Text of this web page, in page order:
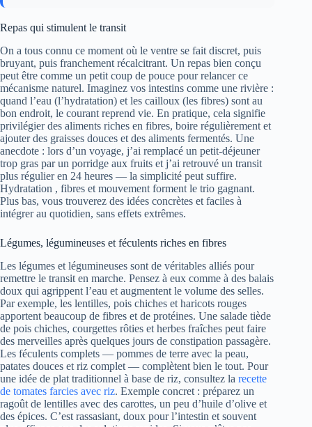
Repas qui stimulent le transit
On a tous connu ce moment où le ventre se fait discret, puis
bruyant, puis franchement récalcitrant. Un repas bien conçu
peut être comme un petit coup de pouce pour relancer ce
mécanisme naturel. Imaginez vos intestins comme une rivière :
quand l’eau (l’hydratation) et les cailloux (les fibres) sont au
bon endroit, le courant reprend vie. En pratique, cela signifie
privilégier des aliments riches en fibres, boire régulièrement et
ajouter des graisses douces et des aliments fermentés. Une
anecdote : lors d’un voyage, j’ai remplacé un petit-déjeuner
trop gras par un porridge aux fruits et j’ai retrouvé un transit
plus régulier en 24 heures — la simplicité peut suffire.
Hydratation , fibres et mouvement forment le trio gagnant.
Plus bas, vous trouverez des idées concrètes et faciles à
intégrer au quotidien, sans effets extrêmes.
Légumes, légumineuses et féculents riches en fibres
Les légumes et légumineuses sont de véritables alliés pour
remettre le transit en marche. Pensez à eux comme à des balais
doux qui agrippent l’eau et augmentent le volume des selles.
Par exemple, les lentilles, pois chiches et haricots rouges
apportent beaucoup de fibres et de protéines. Une salade tiède
de pois chiches, courgettes rôties et herbes fraîches peut faire
des merveilles après quelques jours de constipation passagère.
Les féculents complets — pommes de terre avec la peau,
patates douces et riz complet — complètent bien le tout. Pour
une idée de plat traditionnel à base de riz, consultez la recette
de tomates farcies avec riz. Exemple concret : préparez un
ragoût de lentilles avec des carottes, un peu d’huile d’olive et
des épices. C’est rassasiant, doux pour l’intestin et souvent